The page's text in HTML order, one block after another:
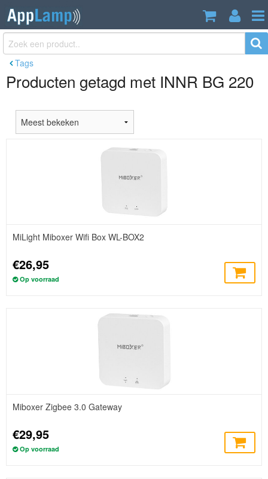
Tags
Producten getagd met INNR BG 220
MiLight Miboxer Wifi Box WL-BOX2
€26,95
Op voorraad
Miboxer Zigbee 3.0 Gateway
€29,95
Op voorraad